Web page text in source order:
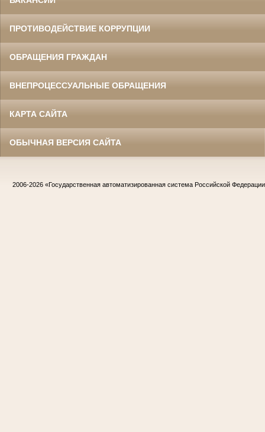
ПРОТИВОДЕЙСТВИЕ КОРРУПЦИИ
ОБРАЩЕНИЯ ГРАЖДАН
ВНЕПРОЦЕССУАЛЬНЫЕ ОБРАЩЕНИЯ
КАРТА САЙТА
ОБЫЧНАЯ ВЕРСИЯ САЙТА
2006-2026 «Государственная автоматизированная система Российской